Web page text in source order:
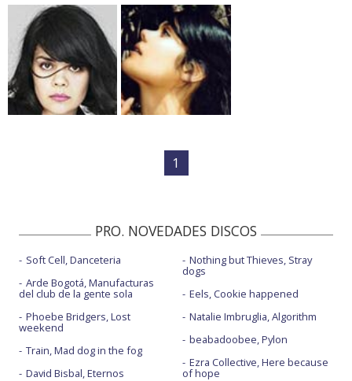
1
PRO. NOVEDADES DISCOS
Soft Cell, Danceteria
Arde Bogotá, Manufacturas
del club de la gente sola
Phoebe Bridgers, Lost
weekend
Train, Mad dog in the fog
David Bisbal, Eternos
Nothing but Thieves, Stray
dogs
Eels, Cookie happened
Natalie Imbruglia, Algorithm
beabadoobee, Pylon
Ezra Collective, Here because
of hope